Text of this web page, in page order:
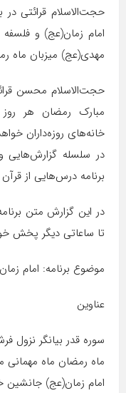
حجت‌الاسلام قرائتی در
امام زمان(عج) و
مهدی(عج) میزبان ماه
حجت‌الاسلام محسن
مبارک رمضان هر روز
خانه‌های روزه‌داران
در سلسله گزارش‌هایی
برنامه درس‌هایی از
تا ساعاتی دیگر پخش
موضوع برنامه: امام
عناوین
سوره قدر بیانگر نزول
ماه رمضان ماه مهمانی
امام زمان(عج) جانشین